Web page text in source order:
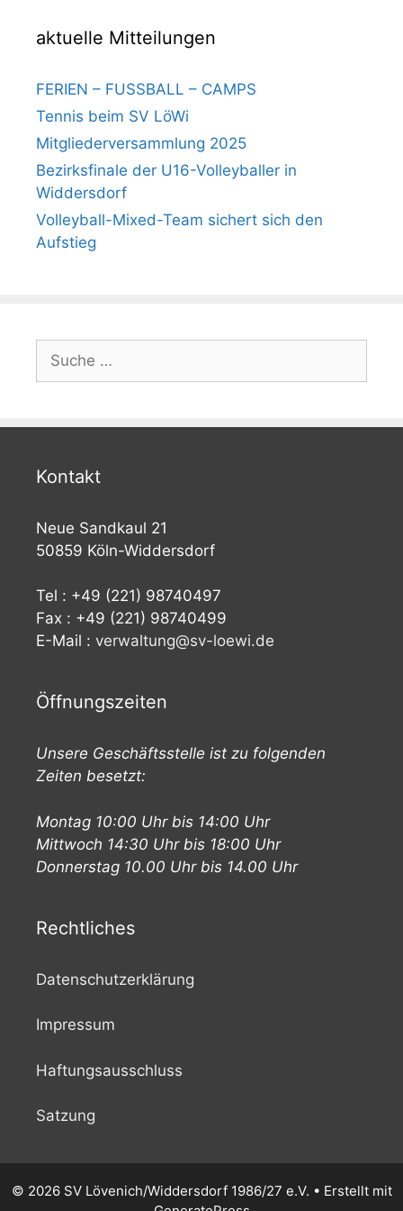
aktuelle Mitteilungen
FERIEN – FUSSBALL – CAMPS
Tennis beim SV LöWi
Mitgliederversammlung 2025
Bezirksfinale der U16-Volleyballer in
Widdersdorf
Volleyball-Mixed-Team sichert sich den
Aufstieg
nach:
Kontakt
Neue Sandkaul 21
50859 Köln-Widdersdorf
Tel : +49 (221) 98740497
Fax : +49 (221) 98740499
E-Mail : verwaltung@sv-loewi.de
Öffnungszeiten
Unsere Geschäftsstelle ist zu folgenden
Zeiten besetzt:
Montag 10:00 Uhr bis 14:00 Uhr
Mittwoch 14:30 Uhr bis 18:00 Uhr
Donnerstag 10.00 Uhr bis 14.00 Uhr
Rechtliches
Datenschutzerklärung
Impressum
Haftungsausschluss
Satzung
© 2026 SV Lövenich/Widdersdorf 1986/27 e.V. • Erstellt mit